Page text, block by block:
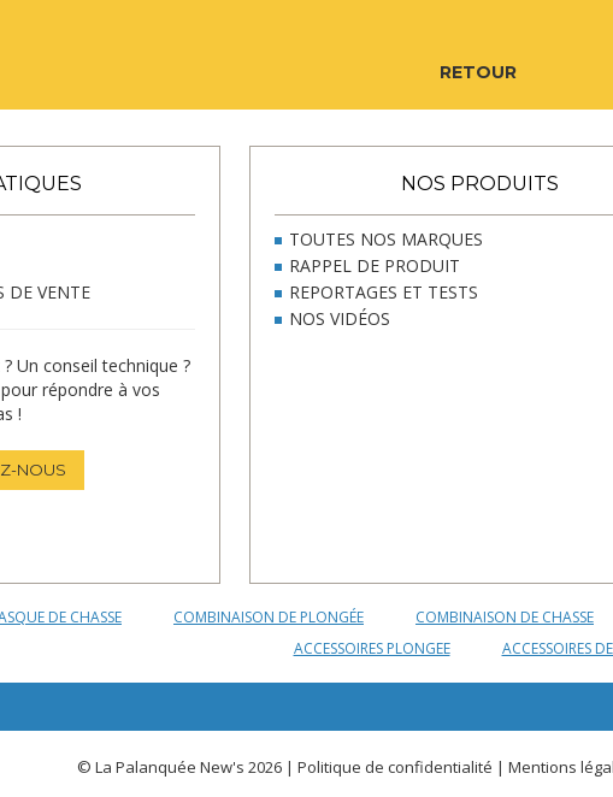
RETOUR
DE VENTE
Un conseil technique ?
répondre à vos
!
NOUS
NOS PRODUITS
TOUTES NOS MARQUES
RAPPEL DE PRODUIT
REPORTAGES ET TESTS
NOS VIDÉOS
DE CHASSE COMBINAISON DE PLONGÉE COMBINAISON DE CHASSE
ACCESSOIRES PLONGEE
ACCESSOIRES
© La Palanquée New's 2026 | Politique de confidentialité | Mentions